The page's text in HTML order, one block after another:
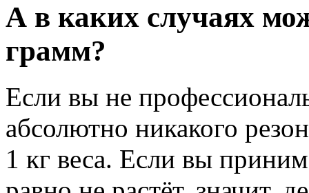
А в каких случаях
грамм?
Если вы не
абсолютно никакого
1 кг веса. Если вы